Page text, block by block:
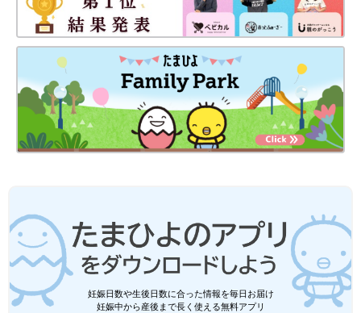
妊娠日数や生後日数に合った情報を毎日お届け
妊娠中から産後まで長く使える無料アプリ